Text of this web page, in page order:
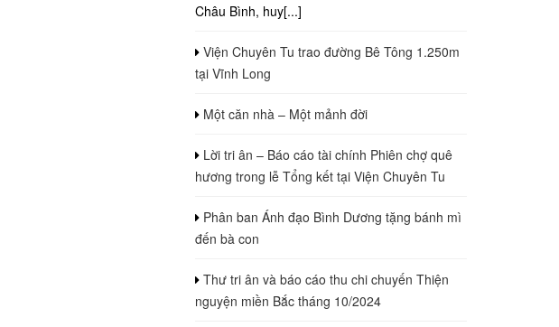
Châu Bình, huy[...]
Viện Chuyên Tu trao đường Bê Tông 1.250m
tại Vĩnh Long
Một căn nhà – Một mảnh đời
Lời tri ân – Báo cáo tài chính Phiên chợ quê
hương trong lễ Tổng kết tại Viện Chuyên Tu
Phân ban Ánh đạo Bình Dương tặng bánh mì
đến bà con
Thư tri ân và báo cáo thu chi chuyến Thiện
nguyện miền Bắc tháng 10/2024